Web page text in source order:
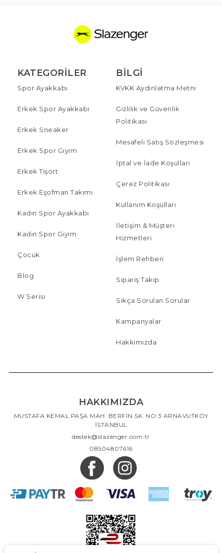
KATEGORILER
Spor Ayakkabı
Erkek Spor Ayakkabı
Erkek Sneaker
Erkek Spor Giyim
Erkek Tişört
Erkek Eşofman Takımı
Kadın Spor Ayakkabı
Kadın Spor Giyim
Çocuk
Blog
W Serisi
BILGI
KVKK Aydınlatma Metni
Gizlilik ve Güvenlik
Politikası
Mesafeli Satış Sözleşmesi
İptal ve İade Koşulları
Çerez Politikası
Kullanım Koşulları
İletişim & Müşteri
Hizmetleri
İşlem Rehberi
Sipariş Takip
Sıkça Sorulan Sorular
Kampanyalar
Hakkımızda
HAKKIMIZDA
MUSTAFA KEMAL PAŞA MAH. BERFİN SK. NO:3 ARNAVUTKÖY
İSTANBUL
destek@slazenger.com.tr
08504807616